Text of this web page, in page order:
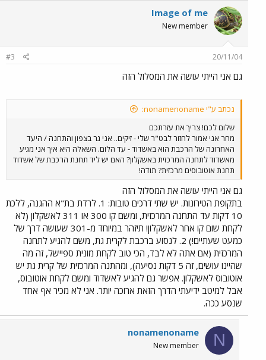
Image of me
New member
20/11/04
#3
גם אני הייתי עושה את המסלול הזה
נכתב ע"י nonamenoname:
שלום לכם! צריך את עזרתכם
מחר אני אמור לחזור לבט"ר שלי - זיקים.. אני גר בצפון והתחנה / היעד
האחרונה של הרכבת הוא באשדוד - עד הלום. השאלה היא איך אני מגיע
מאשדוד לתחנה המרכזית באשקלון? האם יש ליד תחנת הרכבת של אשדוד
תחנת אוטובוסים מרכזית? תודה!
גם אני הייתי עושה את המסלול הזה
בתקופת הטירונות. יש שתי דרכים טובות: 1. לרדת בת"א ההגנה, ללכת
10 דקות עד התחנה המרכזית, ומשם קו 300 או 311 לאשקלון (לא
לקחת שום קו אחר לאשקלון! תיזהר במיוחד מ-301 שעושה דרך של
כמעט שעתיים!) 2. לנסוע ברכבת לקרית גת, משם להגיע לתחנה
המרכזית (אם אתה לא לבד, הכי טוב לקחת מונית ספיישל, זה מה
שהיינו עושים, זה 5 דקות נסיעה), ומהתנה המרכזית של קרית גת יש
אוטובוס לאשקלון. אפשר גם להגיע לאשדוד ומשם לקחת אוטובוס,
אבל למיטב ידיעתי הדרך הזאת ארוכה יותר. אני לא מכיר אף אחד
שנסע ככה.
N
nonamenoname
New member